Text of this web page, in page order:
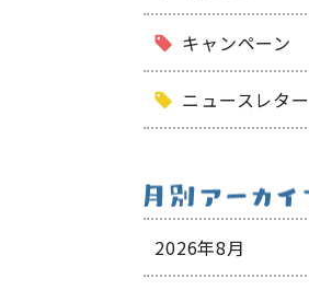
キャンペーン
ニュースレター
2026年8月